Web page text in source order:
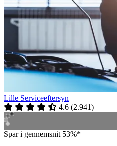
Lille Serviceeftersyn
4.6 (2.941)
Spar i gennemsnit 53%*